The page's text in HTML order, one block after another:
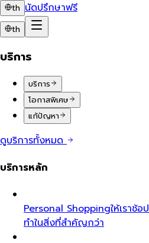
th นัดปรึกษาฟรี
th
บริการ
บริการ
โอกาสพิเศษ
แก้ปัญหา
ดูบริการทั้งหมด
บริการหลัก
Personal Shoppingให้เราช้
ทำในสิ่งที่สำคัญกว่า